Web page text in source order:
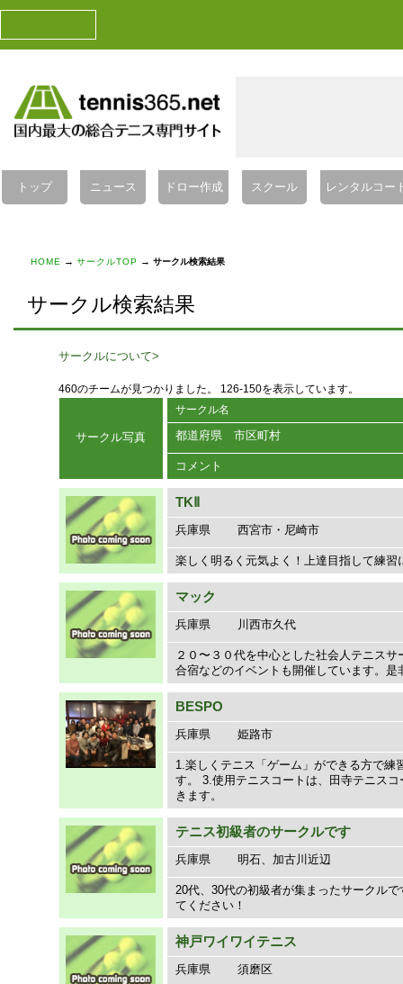
トップ ニュース ドロー作成 スクール レンタルコー
HOME → サークルTOP → サークル検索結果
サークル検索結果
サークルについて>
460のチームが見つかりました。 126-150を表示しています。
サークル写真
サークル名
都道府県 市区町村
コメント
TKⅡ
兵庫県 西宮市・尼崎市
楽しく明るく元気よく！上達目指して練
マック
兵庫県 川西市久代
２０〜３０代を中心とした社会人テニス
合宿などのイベントも開催しています。是
BESPO
兵庫県 姫路市
1.楽しくテニス「ゲーム」ができる方で
す。 3.使用テニスコートは、田寺テニス
きます。
テニス初級者のサークルです
兵庫県 明石、加古川近辺
20代、30代の初級者が集まったサークル
てください！
神戸ワイワイテニス
兵庫県 須磨区